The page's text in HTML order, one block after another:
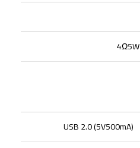
4Ω5W
USB 2.0 (5V500mA)